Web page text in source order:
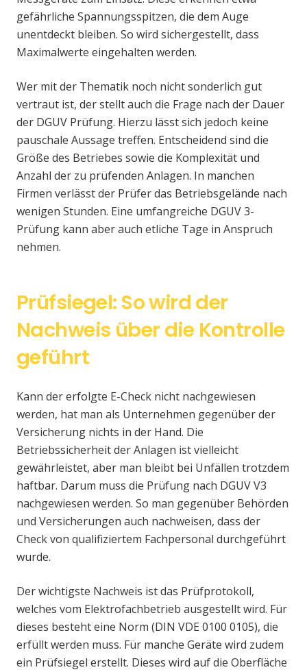
gefährliche Spannungsspitzen, die dem Auge
unentdeckt bleiben. So wird sichergestellt, dass
Maximalwerte eingehalten werden.
Wer mit der Thematik noch nicht sonderlich gut
vertraut ist, der stellt auch die Frage nach der Dauer
der DGUV Prüfung. Hierzu lässt sich jedoch keine
pauschale Aussage treffen. Entscheidend sind die
Größe des Betriebes sowie die Komplexität und
Anzahl der zu prüfenden Anlagen. In manchen
Firmen verlässt der Prüfer das Betriebsgelände nach
wenigen Stunden. Eine umfangreiche DGUV 3-
Prüfung kann aber auch etliche Tage in Anspruch
nehmen.
Prüfsiegel: So wird der
Nachweis über die Kontrolle
geführt
Kann der erfolgte E-Check nicht nachgewiesen
werden, hat man als Unternehmen gegenüber der
Versicherung nichts in der Hand. Die
Betriebssicherheit der Anlagen ist vielleicht
gewährleistet, aber man bleibt bei Unfällen trotzdem
haftbar. Darum muss die Prüfung nach DGUV V3
nachgewiesen werden. So man gegenüber Behörden
und Versicherungen auch nachweisen, dass der
Check von qualifiziertem Fachpersonal durchgeführt
wurde.
Der wichtigste Nachweis ist das Prüfprotokoll,
welches vom Elektrofachbetrieb ausgestellt wird. Für
dieses besteht eine Norm (DIN VDE 0100 0105), die
erfüllt werden muss. Für manche Geräte wird zudem
ein Prüfsiegel erstellt. Dieses wird auf die Oberfläche